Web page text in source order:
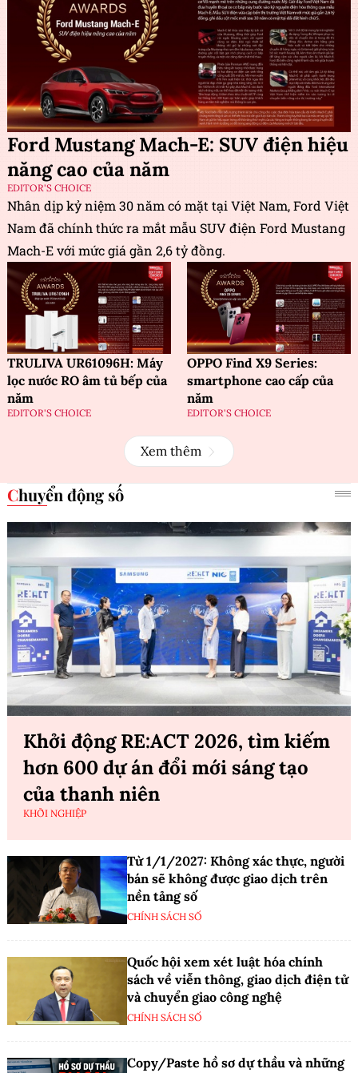
Ford Mustang Mach-E: SUV điện hiệu
năng cao của năm
EDITOR'S CHOICE
Nhân dịp kỷ niệm 30 năm có mặt tại Việt Nam, Ford Việt
Nam đã chính thức ra mắt mẫu SUV điện Ford Mustang
Mach-E với mức giá gần 2,6 tỷ đồng.
TRULIVA UR61096H: Máy
lọc nước RO âm tủ bếp của
năm
EDITOR'S CHOICE
OPPO Find X9 Series:
smartphone cao cấp của
năm
EDITOR'S CHOICE
Xem thêm
Chuyển động số
Khởi động RE:ACT 2026, tìm kiếm
hơn 600 dự án đổi mới sáng tạo
của thanh niên
KHỞI NGHIỆP
Từ 1/1/2027: Không xác thực, người
bán sẽ không được giao dịch trên
nền tảng số
CHÍNH SÁCH SỐ
Quốc hội xem xét luật hóa chính
sách về viễn thông, giao dịch điện tử
và chuyển giao công nghệ
CHÍNH SÁCH SỐ
Copy/Paste hồ sơ dự thầu và những